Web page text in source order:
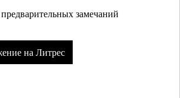
замечаний
на Литрес